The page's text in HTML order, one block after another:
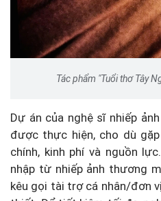
Tác phẩm "Tuổi thơ Tây
Dự án của nghệ sĩ nhiếp
được thực hiện, cho dù
chính, kinh phí và nguồn
nhập từ nhiếp ảnh thương
kêu gọi tài trợ cá nhân/đơn